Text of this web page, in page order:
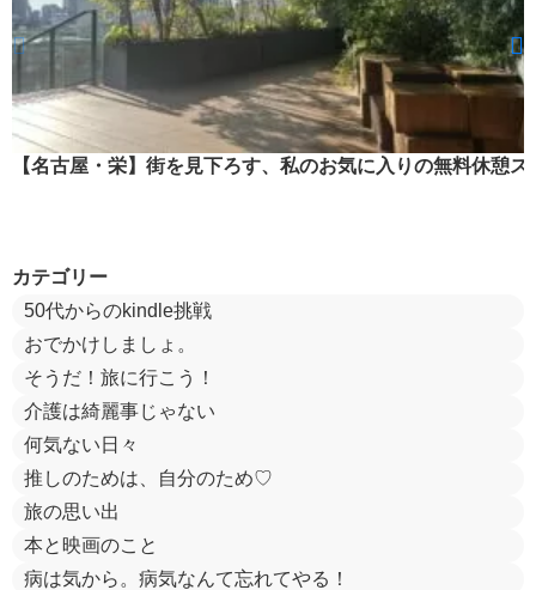
【名古屋・栄】街を見下ろす、私のお気に入りの無料休憩ス
カテゴリー
50代からのkindle挑戦
おでかけしましょ。
そうだ！旅に行こう！
介護は綺麗事じゃない
何気ない日々
推しのためは、自分のため♡
旅の思い出
本と映画のこと
病は気から。病気なんて忘れてやる！